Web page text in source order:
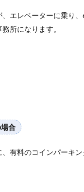
エレベーターに乗り
所になります。
合
有料のコインパーキン